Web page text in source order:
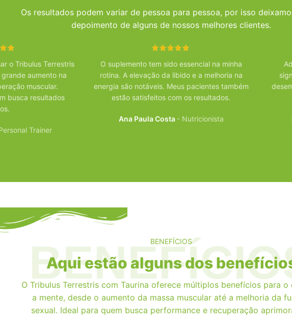
Os resultados podem variar de pessoa para pessoa, por isso
depoimento de alguns de nossos melhores clientes.
o Tribulus Terrestris
aumento na
muscular.
busca resultados
Trainer
O suplemento tem sido essencial na minha
rotina. A elevação da libido e a melhoria na
energia são notáveis. Meus pacientes também
estão satisfeitos com os resultados.
Ana Paula Costa Nutricionista
BENEFÍCIOS
Aqui estão alguns dos
O Tribulus Terrestris com Taurina oferece múltiplos benefícios para o
a mente, desde o aumento da massa muscular até a melhoria da
sexual. Ideal para quem busca performance e recuperação